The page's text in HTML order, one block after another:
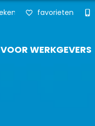
favorieten
VOOR WERKGEVERS